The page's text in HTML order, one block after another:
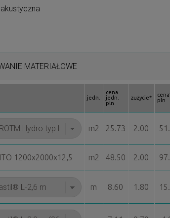
MATERIAŁOWE
jedn.
cena
jedn.
pln
zużycie*
pln
m2 25.73 2.00
1200x2000x12,5 m2 48.50 2.00
m 8.60 1.80